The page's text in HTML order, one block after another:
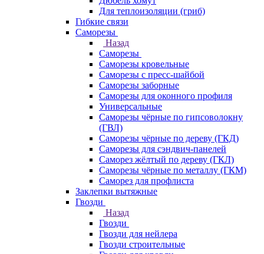
Для теплоизоляции (гриб)
Гибкие связи
Саморезы
Назад
Саморезы
Саморезы кровельные
Саморезы с пресс-шайбой
Саморезы заборные
Саморезы для оконного профиля
Универсальные
Саморезы чёрные по гипсоволокну
(ГВЛ)
Саморезы чёрные по дереву (ГКД)
Саморезы для сэндвич-панелей
Саморез жёлтый по дереву (ГКЛ)
Саморезы чёрные по металлу (ГКМ)
Саморез для профлиста
Заклепки вытяжные
Гвозди
Назад
Гвозди
Гвозди для нейлера
Гвозди строительные